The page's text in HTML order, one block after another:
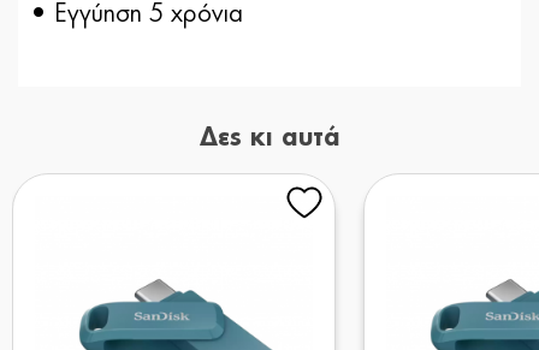
• Εγγύηση 5 χρόνια
Δες κι αυτά